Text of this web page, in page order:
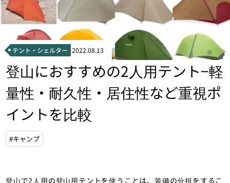
テント・シェルター 2022.08.13
登山におすすめの2人用テント−軽
量性・耐久性・居住性など重視ポ
イントを比較
#キャンプ
登山で2人用の登山用テントを使うことは、装備の分担をするこ